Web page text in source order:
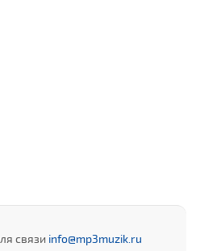
связи info@mp3muzik.ru